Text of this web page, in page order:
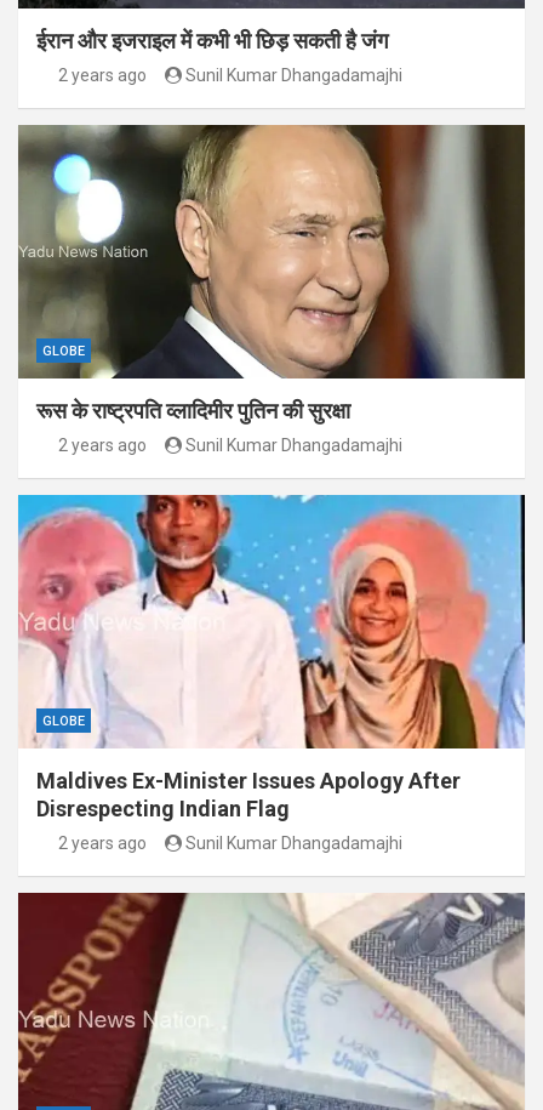
ईरान और इजराइल में कभी भी छिड़ सकती है जंग
2 years ago Sunil Kumar Dhangadamajhi
GLOBE
रूस के राष्ट्रपति व्लादिमीर पुतिन की सुरक्षा
2 years ago Sunil Kumar Dhangadamajhi
GLOBE
Maldives Ex-Minister Issues Apology After
Disrespecting Indian Flag
2 years ago Sunil Kumar Dhangadamajhi